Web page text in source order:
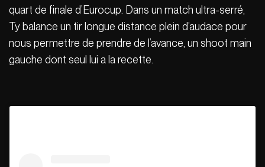
quart de finale d’Eurocup. Dans un match ultra-serré,
Ty balance un tir longue distance plein d’audace pour
nous permettre de prendre de l’avance, un shoot main
gauche dont seul lui a la recette.